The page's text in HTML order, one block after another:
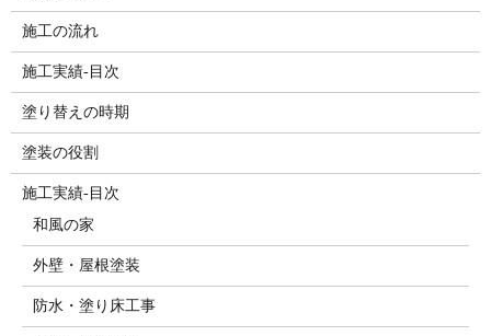
施工の流れ
施工実績-目次
塗り替えの時期
塗装の役割
施工実績-目次
和風の家
外壁・屋根塗装
防水・塗り床工事